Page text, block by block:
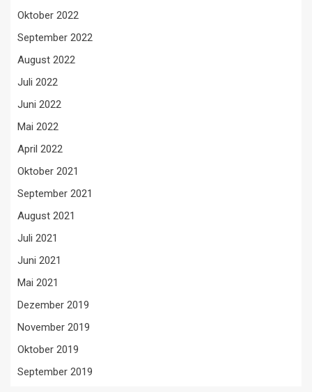
Oktober 2022
September 2022
August 2022
Juli 2022
Juni 2022
Mai 2022
April 2022
Oktober 2021
September 2021
August 2021
Juli 2021
Juni 2021
Mai 2021
Dezember 2019
November 2019
Oktober 2019
September 2019